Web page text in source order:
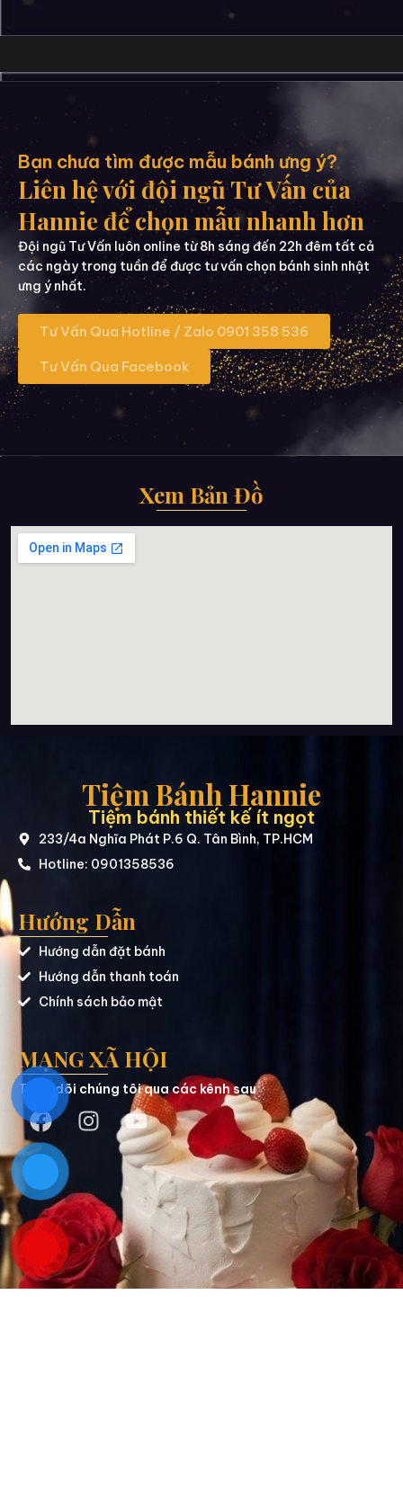
Bạn chưa tìm được mẫu bánh ưng ý?
Liên hệ với đội ngũ Tư Vấn của
Hannie để chọn mẫu nhanh hơn
Đội ngũ Tư Vấn luôn online từ 8h sáng đến 22h đêm tất cả
các ngày trong tuần để được tư vấn chọn bánh sinh nhật
ưng ý nhất.
Tư Vấn Qua Hotline / Zalo 0901 358 536
Tư Vấn Qua Facebook
Xem Bản Đồ
Tiệm Bánh Hannie
Tiệm bánh thiết kế ít ngọt
233/4a Nghĩa Phát P.6 Q. Tân Bình, TP.HCM
Hotline: 0901358536
Hướng Dẫn
Hướng dẫn đặt bánh
Hướng dẫn thanh toán
Chính sách bảo mật
MẠNG XÃ HỘI
Theo dõi chúng tôi qua các kênh sau